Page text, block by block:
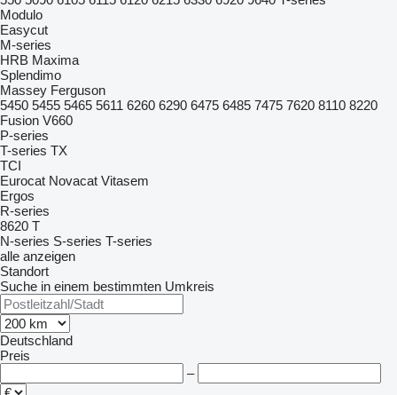
Modulo
Easycut
M-series
HRB Maxima
Splendimo
Massey Ferguson
5450 5455 5465 5611 6260 6290 6475 6485 7475 7620 8110 8220
Fusion V660
P-series
T-series TX
TCI
Eurocat Novacat Vitasem
Ergos
R-series
8620 T
N-series S-series T-series
alle anzeigen
Standort
Suche in einem bestimmten Umkreis
Deutschland
Preis
–